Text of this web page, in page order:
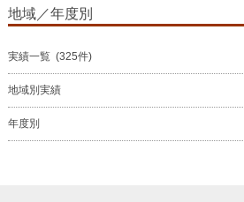
地域／年度別
実績一覧 (325件)
地域別実績
年度別